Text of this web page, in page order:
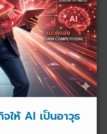
ให้ AI เป็นอาวุธ